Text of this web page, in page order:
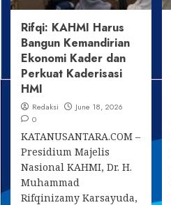
Kemitraan
Rifqi: KAHMI Harus
Bangun Kemandirian
Ekonomi Kader dan
Perkuat Kaderisasi
HMI
Redaksi
June 18, 2026
0
KATANUSANTARA.COM –
Presidium Majelis
Nasional KAHMI, Dr. H.
Muhammad
Rifqinizamy Karsayuda,